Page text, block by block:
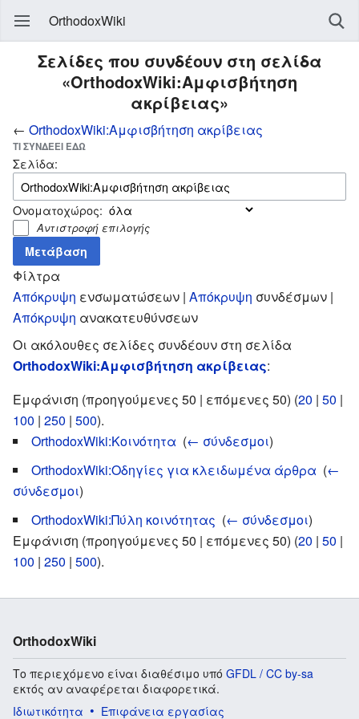
OrthodoxWiki
Σελίδες που συνδέουν στη σελίδα
«OrthodoxWiki:Αμφισβήτηση
ακρίβειας»
← OrthodoxWiki:Αμφισβήτηση ακρίβειας
ΤΙ ΣΥΝΔΈΕΙ ΕΔΏ
Σελίδα:
Ονοματοχώρος:
Αντιστροφή επιλογής
Φίλτρα
Απόκρυψη ενσωματώσεων | Απόκρυψη συνδέσμων |
Απόκρυψη ανακατευθύνσεων
Οι ακόλουθες σελίδες συνδέουν στη σελίδα
OrthodoxWiki:Αμφισβήτηση ακρίβειας:
Εμφάνιση (προηγούμενες 50 | επόμενες 50) (20 | 50 |
100 | 250 | 500).
OrthodoxWiki:Κοινότητα (← σύνδεσμοι)
OrthodoxWiki:Οδηγίες για κλειδωμένα άρθρα (←
σύνδεσμοι)
OrthodoxWiki:Πύλη κοινότητας (← σύνδεσμοι)
Εμφάνιση (προηγούμενες 50 | επόμενες 50) (20 | 50 |
100 | 250 | 500).
OrthodoxWiki
Το περιεχόμενο είναι διαθέσιμο υπό GFDL / CC by-sa
εκτός αν αναφέρεται διαφορετικά.
Ιδιωτικότητα
Επιφάνεια εργασίας